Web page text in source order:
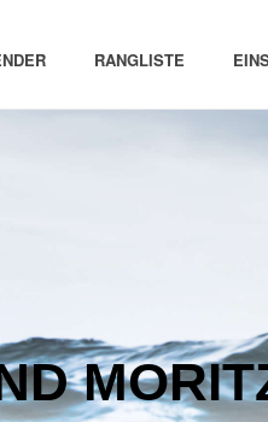
RANGLISTE